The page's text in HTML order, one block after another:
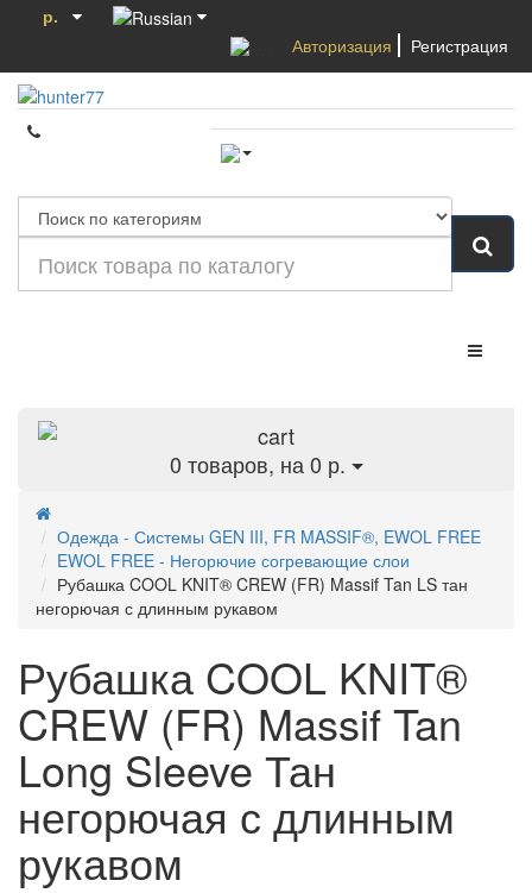
р.
Авторизация
Регистрация
0 товаров, на 0 р.
Одежда - Системы GEN III, FR MASSIF®, EWOL FREE
EWOL FREE - Негорючие согревающие слои
Рубашка COOL KNIT® CREW (FR) Massif Tan LS тан
негорючая с длинным рукавом
Рубашка COOL KNIT®
CREW (FR) Massif Tan
Long Sleeve Тан
негорючая с длинным
рукавом